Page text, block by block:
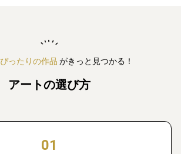
ぴったりの作品 がきっと見つかる！
アートの選び方
01